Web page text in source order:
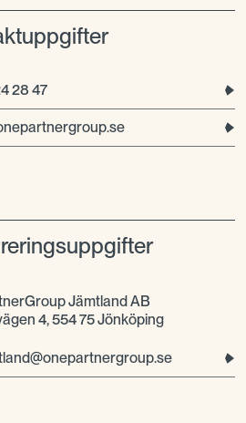
28 47
Jämtland AB
4, 554 75 Jönköping